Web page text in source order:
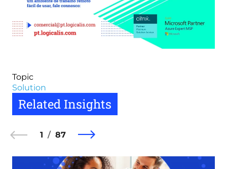
Topic
Solution
Related Insights
1 87